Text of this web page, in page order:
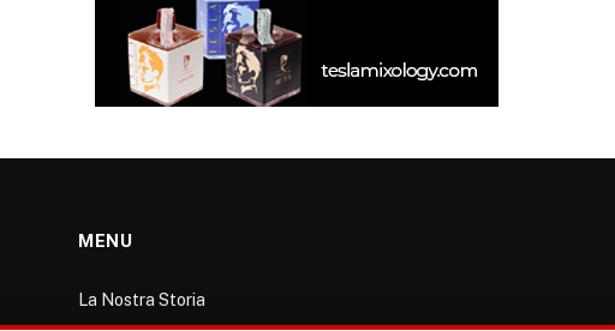
MENU
La Nostra Storia